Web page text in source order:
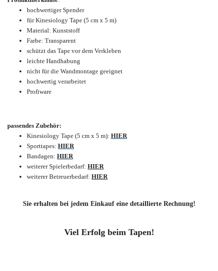
hochwertiger Spender
für Kinesiology Tape (5 cm x 5 m)
Material: Kunststoff
Farbe: Transparent
schützt das Tape vor dem Verkleben
leichte Handhabung
nicht für die Wandmontage geeignet
hochwertig verarbeitet
Profiware
passendes Zubehör:
Kinesiology Tape (5 cm x 5 m): HIER
Sporttapes: HIER
Bandagen: HIER
weiterer Spielerbedarf: HIER
weiterer Betreuerbedarf: HIER
Sie erhalten bei jedem Einkauf eine detaillierte Rechnung!
Viel Erfolg beim Tapen!